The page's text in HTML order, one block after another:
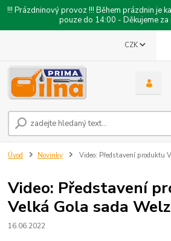
!!! Prázdninový provoz !!! Během prázdnin je
pouze do 14:00 - Děkujeme za
CZK
Úvod Novinky Video: Představení produktu
Video: Představení
Velká Gola sada
16.06.2022